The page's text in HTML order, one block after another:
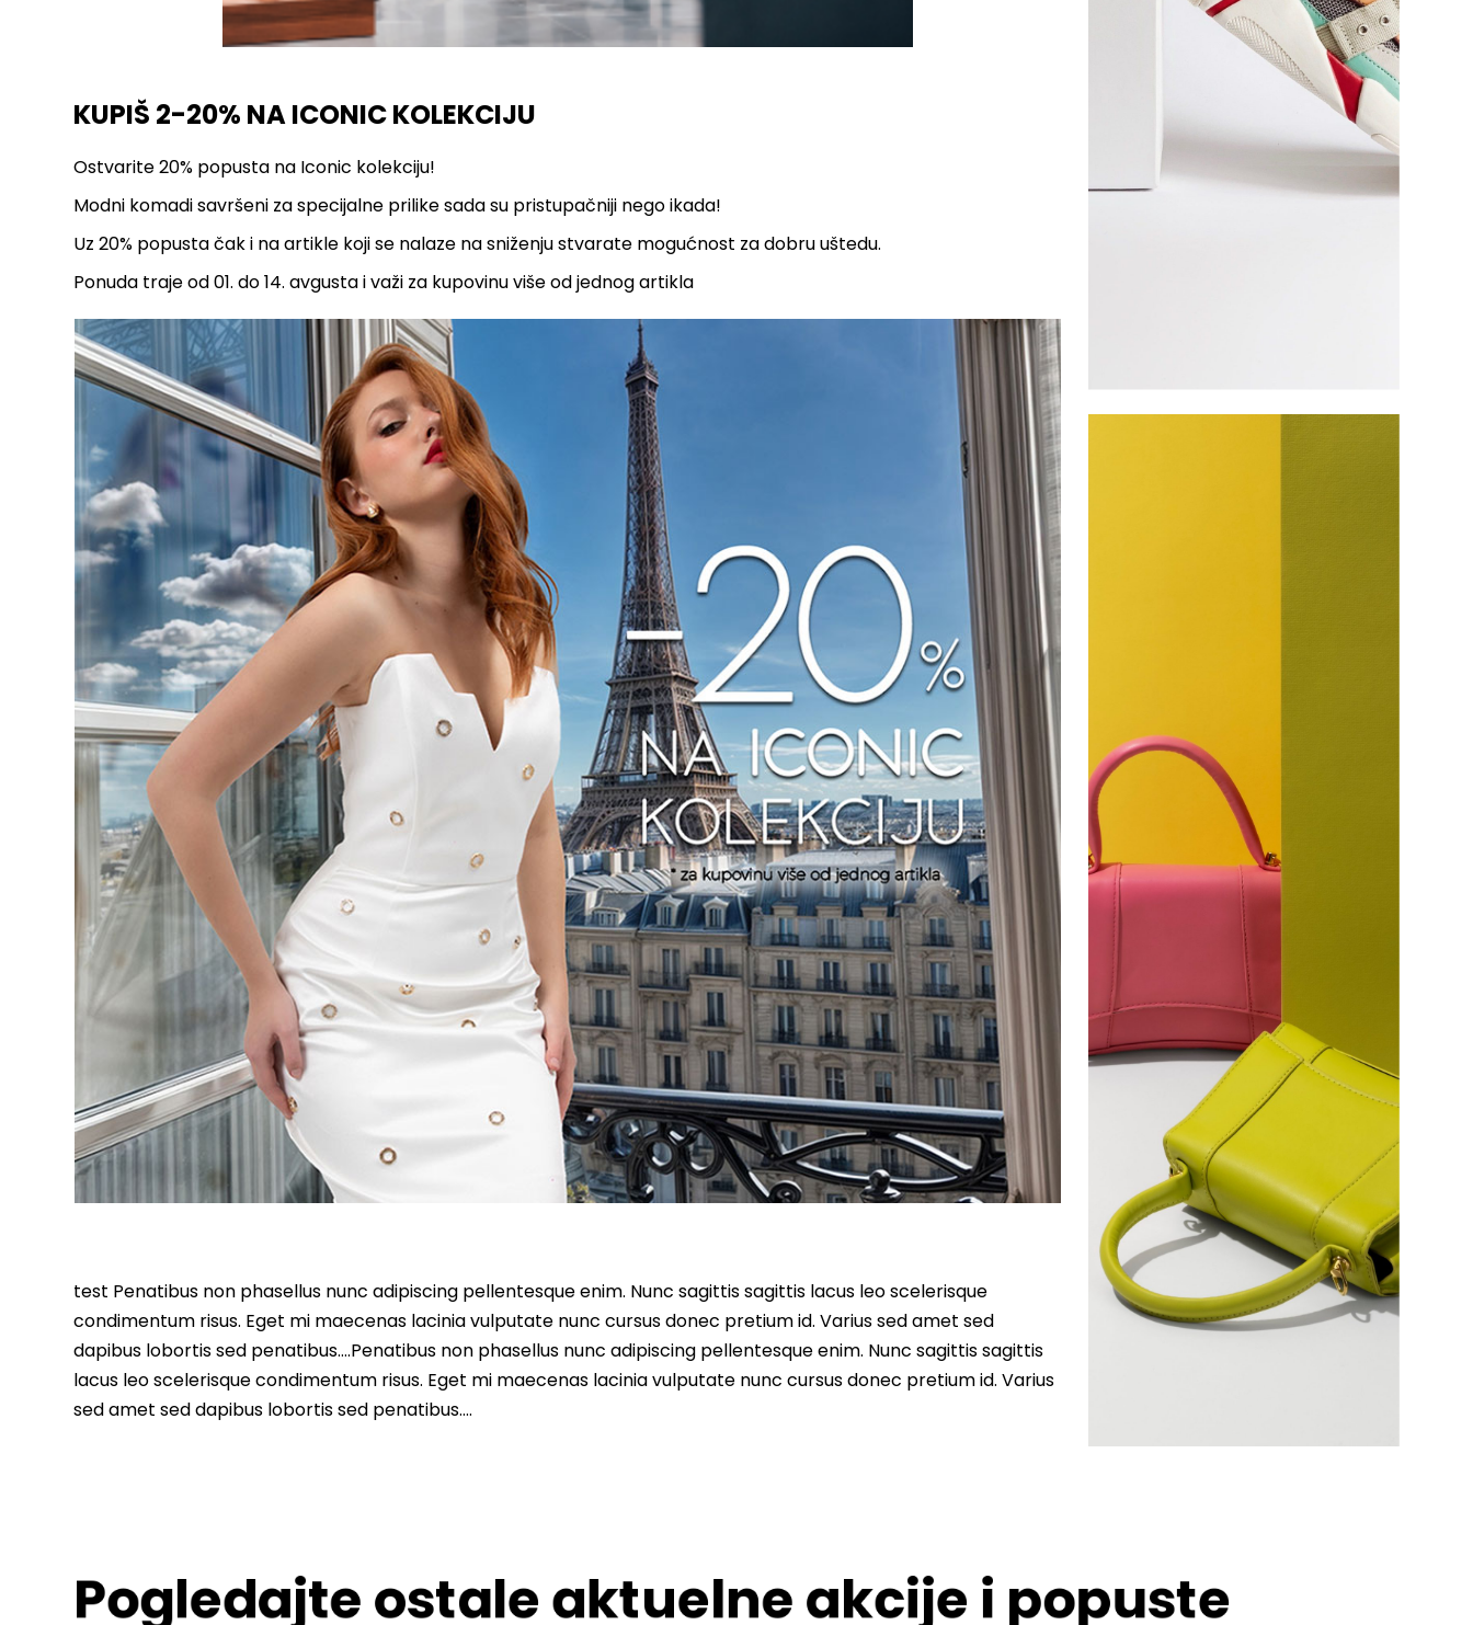
KUPIŠ 2-20% NA ICONIC KOLEKCIJU
Ostvarite 20% popusta na Iconic kolekciju!
Modni komadi savršeni za specijalne prilike sada su pristupačniji nego ikada!
Uz 20% popusta čak i na artikle koji se nalaze na sniženju stvarate mogućnost za dobru uštedu.
Ponuda traje od 01. do 14. avgusta i važi za kupovinu više od jednog artikla
test Penatibus non phasellus nunc adipiscing pellentesque enim. Nunc sagittis sagittis lacus leo scelerisque
condimentum risus. Eget mi maecenas lacinia vulputate nunc cursus donec pretium id. Varius sed amet sed
dapibus lobortis sed penatibus….Penatibus non phasellus nunc adipiscing pellentesque enim. Nunc sagittis sagittis
lacus leo scelerisque condimentum risus. Eget mi maecenas lacinia vulputate nunc cursus donec pretium id. Varius
sed amet sed dapibus lobortis sed penatibus….
Pogledajte ostale aktuelne akcije i popuste